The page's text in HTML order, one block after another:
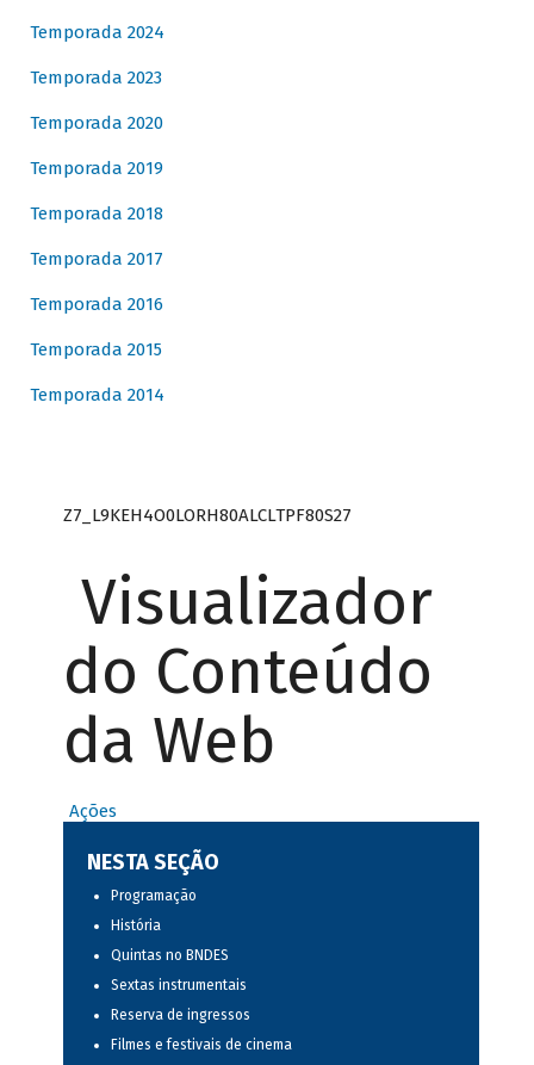
Temporada 2024
Temporada 2023
Temporada 2020
Temporada 2019
Temporada 2018
Temporada 2017
Temporada 2016
Temporada 2015
Temporada 2014
Z7_L9KEH4O0LORH80ALCLTPF80S27
Visualizador
do Conteúdo
da Web
Ações
NESTA SEÇÃO
Programação
História
Quintas no BNDES
Sextas instrumentais
Reserva de ingressos
Filmes e festivais de cinema